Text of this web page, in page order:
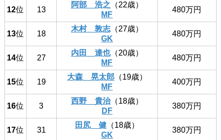
12位 13
阿部 浩之 （22歳）
MF
480万円
13位 18
木村 敦志（27歳）
GK
480万円
14位 27
内田 達也（20歳）
MF
480万円
15位 19
大森 晃太郎（19歳）
MF
400万円
16位 3
西野 貴治（18歳）
DF
380万円
17位 31
田尻 健（18歳）
GK
380万円